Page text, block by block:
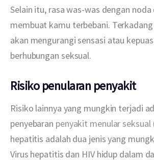
Selain itu, rasa was-was dengan noda
membuat kamu terbebani.
akan mengurangi sensasi atau
berhubungan seksual.
Risiko penularan penyakit
Risiko lainnya yang mungkin terjadi
penyebaran penyakit menular seksual
hepatitis adalah dua jenis yang
Virus hepatitis dan HIV hidup dalam